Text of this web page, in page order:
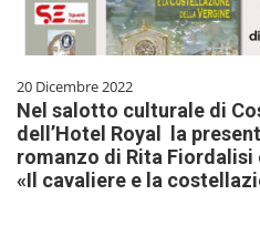
20 Dicembre 2022
Nel salotto culturale di
dell’Hotel Royal la
romanzo di Rita
«Il cavaliere e la